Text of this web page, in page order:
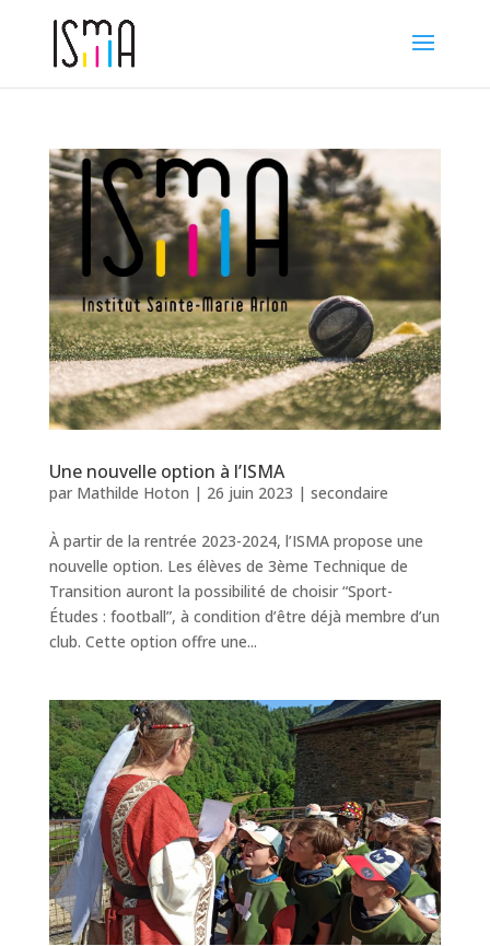
Une nouvelle option à l’ISMA
par Mathilde Hoton | 26 juin 2023 | secondaire
À partir de la rentrée 2023-2024, l’ISMA propose une
nouvelle option. Les élèves de 3ème Technique de
Transition auront la possibilité de choisir “Sport-
Études : football”, à condition d’être déjà membre d’un
club. Cette option offre une...